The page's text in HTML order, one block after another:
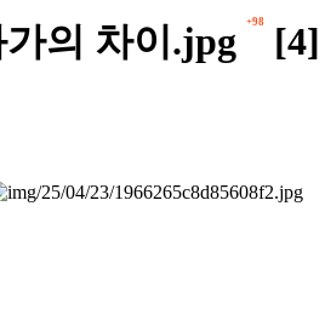
의 차이.jpg +98 [4]